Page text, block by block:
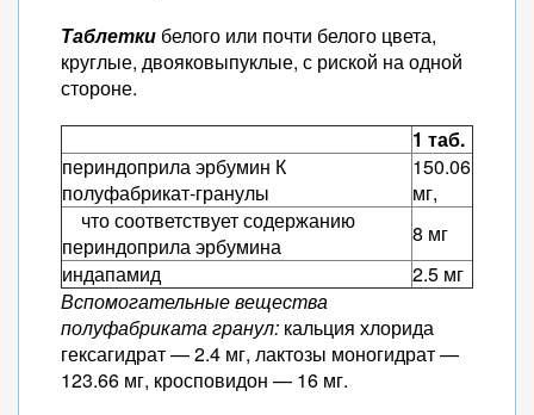
Таблетки белого или почти белого цвета,
круглые, двояковыпуклые, с риской на одной
стороне.
1 таб.
периндоприла эрбумин К
полуфабрикат-гранулы
150.06
мг,
что соответствует содержанию
периндоприла эрбумина
8 мг
индапамид
2.5 мг
Вспомогательные вещества
полуфабриката гранул: кальция хлорида
гексагидрат — 2.4 мг, лактозы моногидрат —
123.66 мг, кросповидон — 16 мг.